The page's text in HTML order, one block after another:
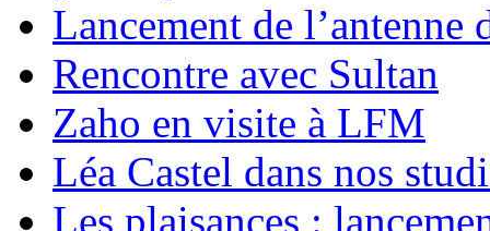
Lancement de l’antenne
Rencontre avec Sultan
Zaho en visite à LFM
Léa Castel dans nos
Les plaisances :